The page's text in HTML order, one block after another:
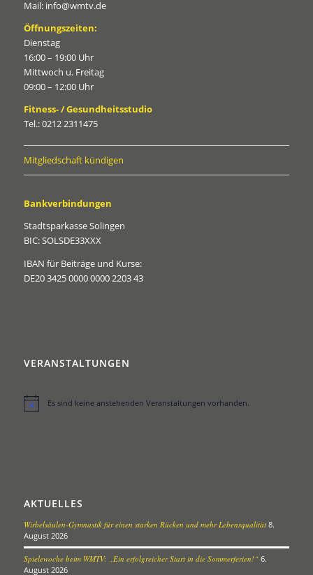
Mail: info@wmtv.de
Öffnungszeiten:
Dienstag
16:00 – 19:00 Uhr
Mittwoch u. Freitag
09:00 – 12:00 Uhr
Fitness- / Gesundheitsstudio
Tel.: 0212 2311475
Mitgliedschaft kündigen
Bankverbindungen
Stadtsparkasse Solingen
BIC: SOLSDE33XXX
IBAN für Beiträge und Kurse:
DE20 3425 0000 0000 2203 43
VERANSTALTUNGEN
HinweisEs sind keine anstehenden Veranstaltungen vorhanden.
AKTUELLES
Wirbelsäulen-Gymnastik für einen starken Rücken und mehr Lebensqualität 8.
August 2026
Spielewoche beim WMTV: „Ein erfolgreicher Start in die Sommerferien!“ 6.
August 2026